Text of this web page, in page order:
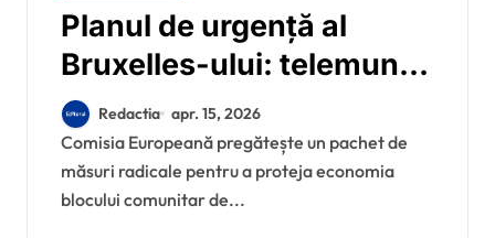
Planul de urgență al
Bruxelles-ului: telemuncă
obligatorie și transport
public ieftin pentru a
contracara explozia
prețurilor la energie
Redactia apr. 15, 2026
Comisia Europeană pregătește un pachet de
măsuri radicale pentru a proteja economia
blocului comunitar de...